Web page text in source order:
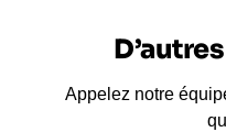
Appelez notre